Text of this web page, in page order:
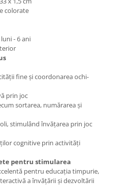
colorate
luni - 6 ani
fine și coordonarea ochi-
prin joc
sortarea, numărarea și
stimulând învățarea prin joc
cognitive prin activități
pentru stimularea
pentru educația timpurie,
a învățării și dezvoltării